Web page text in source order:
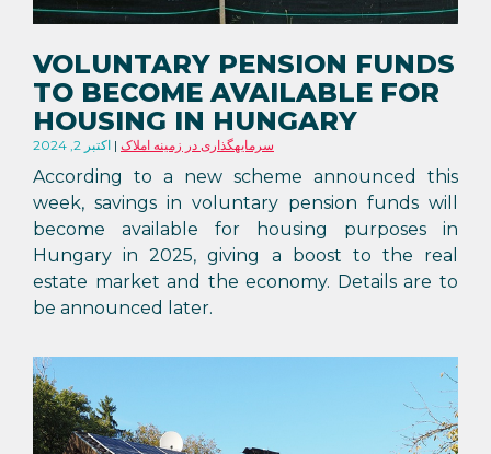
VOLUNTARY PENSION FUNDS
TO BECOME AVAILABLE FOR
HOUSING IN HUNGARY
اکتبر 2, 2024 سرمایهگذاری در زمینه املاک
According to a new scheme announced this
week, savings in voluntary pension funds will
become available for housing purposes in
Hungary in 2025, giving a boost to the real
estate market and the economy. Details are to
be announced later.